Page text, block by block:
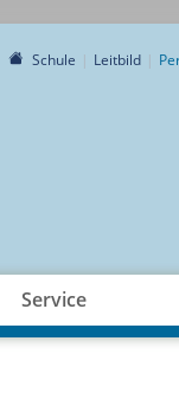
Schule Leitbild
Service